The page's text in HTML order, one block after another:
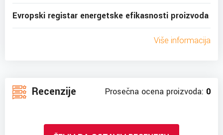
Evropski registar energetske efikasnosti proizvoda
Više informacija
Recenzije Prosečna ocena proizvoda: 0